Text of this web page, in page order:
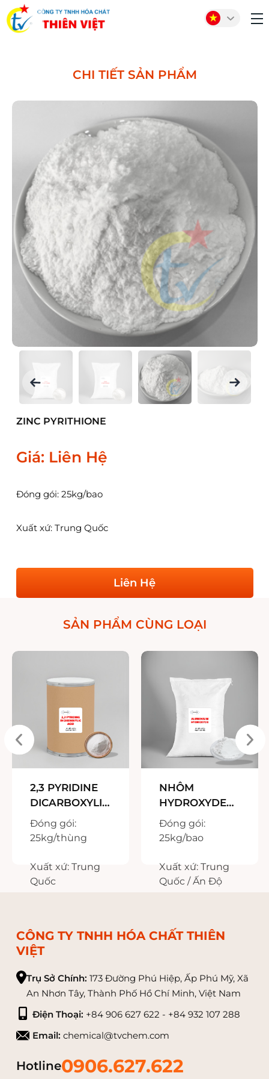
CHI TIẾT SẢN PHẨM
ZINC PYRITHIONE
Giá: Liên Hệ
Đóng gói: 25kg/bao
Xuất xứ: Trung Quốc
Liên Hệ
SẢN PHẨM CÙNG LOẠI
2,3 PYRIDINE
DICARBOXYLIC
ACID
Đóng gói:
25kg/thùng
Xuất xứ: Trung
Quốc
NHÔM
HYDROXYDE
USP / BP
Đóng gói:
25kg/bao
Xuất xứ: Trung
Quốc / Ấn Độ
CÔNG TY TNHH HÓA CHẤT THIÊN
VIỆT
Trụ Sở Chính: 173 Đường Phú Hiệp, Ấp Phú Mỹ, Xã
An Nhơn Tây, Thành Phố Hồ Chí Minh, Việt Nam
Điện Thoại: +84 906 627 622 - +84 932 107 288
Email: chemical@tvchem.com
Hotline0906.627.622